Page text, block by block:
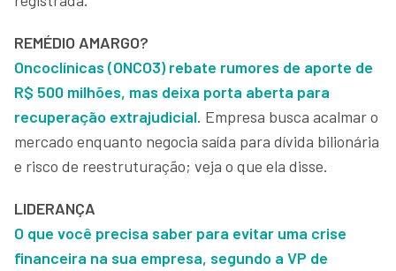
REMÉDIO AMARGO?
Oncoclínicas (ONCO3) rebate rumores de aporte de
R$ 500 milhões, mas deixa porta aberta para
recuperação extrajudicial. Empresa busca acalmar o
mercado enquanto negocia saída para dívida bilionária
e risco de reestruturação; veja o que ela disse.
LIDERANÇA
O que você precisa saber para evitar uma crise
financeira na sua empresa, segundo a VP de